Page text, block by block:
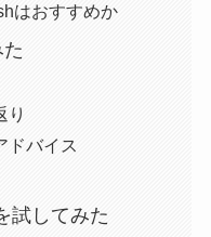
はおすすめか
り
ドバイス
試してみた